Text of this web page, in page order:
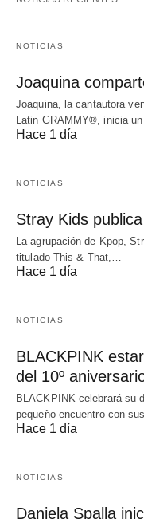
NOTICIAS
Joaquina
Joaquina, la cantautora
Latin GRAMMY®, inicia
Hace 1 día
NOTICIAS
Stray Kids publica
La agrupación de Kpop,
titulado This & That,…
Hace 1 día
NOTICIAS
BLACKPINK
del 10º
BLACKPINK celebrará su
pequeño encuentro con
Hace 1 día
NOTICIAS
Daniela Spalla